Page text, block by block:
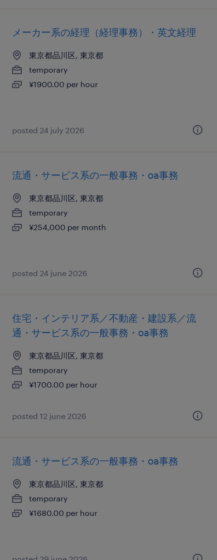
メーカー系の経理（経理事務）・英文経理
東京都品川区, 東京都
temporary
¥1900.00 per hour
posted 24 july 2026
流通・サービス系の一般事務・oa事務
東京都品川区, 東京都
temporary
¥254,000 per month
posted 24 june 2026
住宅・インテリア系／不動産・建設系／流
通・サービス系の一般事務・oa事務
東京都品川区, 東京都
temporary
¥1700.00 per hour
posted 12 june 2026
流通・サービス系の一般事務・oa事務
東京都品川区, 東京都
temporary
¥1680.00 per hour